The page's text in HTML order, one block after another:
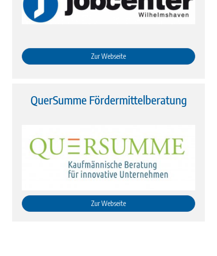
Zur Webseite
QuerSumme Fördermittelberatung
Zur Webseite